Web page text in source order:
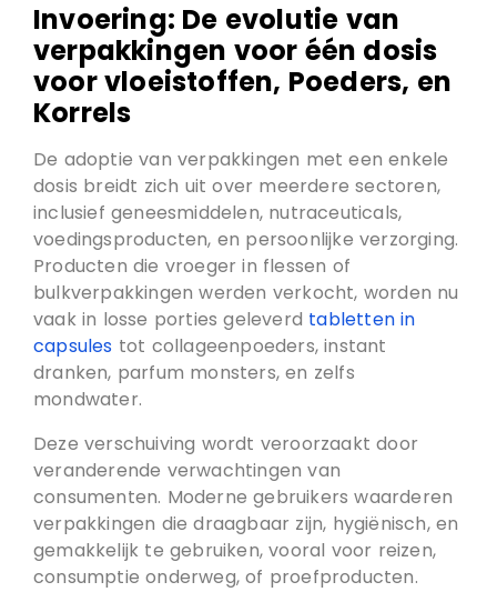
Invoering: De evolutie van
verpakkingen voor één dosis
voor vloeistoffen, Poeders, en
Korrels
De adoptie van verpakkingen met een enkele
dosis breidt zich uit over meerdere sectoren,
inclusief geneesmiddelen, nutraceuticals,
voedingsproducten, en persoonlijke verzorging.
Producten die vroeger in flessen of
bulkverpakkingen werden verkocht, worden nu
vaak in losse porties geleverd tabletten in
capsules tot collageenpoeders, instant
dranken, parfum monsters, en zelfs
mondwater.
Deze verschuiving wordt veroorzaakt door
veranderende verwachtingen van
consumenten. Moderne gebruikers waarderen
verpakkingen die draagbaar zijn, hygiënisch, en
gemakkelijk te gebruiken, vooral voor reizen,
consumptie onderweg, of proefproducten.